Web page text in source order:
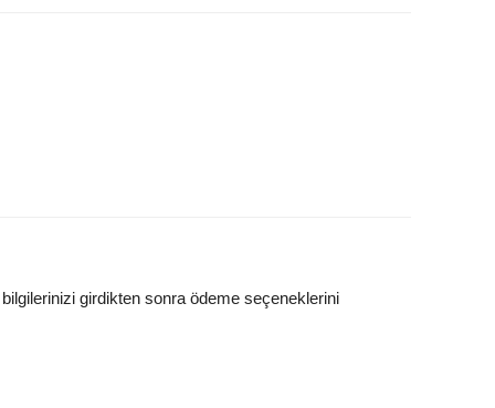
girdikten sonra ödeme seçeneklerini